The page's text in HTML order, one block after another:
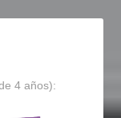
4 años):